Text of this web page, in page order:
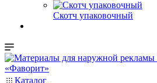
Скотч упаковочный
Каталог